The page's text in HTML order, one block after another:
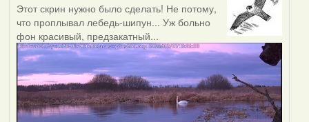
Этот скрин нужно было сделать! Не потому,
что проплывал лебедь-шипун... Уж больно
фон красивый, предзакатный...